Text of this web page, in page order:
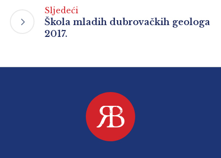
Sljedeći
Škola mladih dubrovačkih geologa
2017.